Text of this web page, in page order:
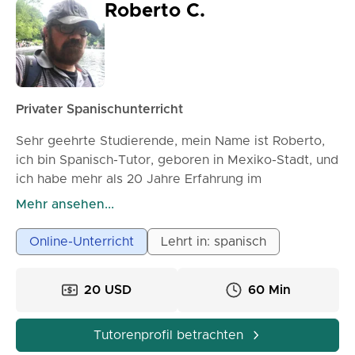
Roberto C.
Privater Spanischunterricht
Sehr geehrte Studierende, mein Name ist Roberto,
ich bin Spanisch-Tutor, geboren in Mexiko-Stadt, und
ich habe mehr als 20 Jahre Erfahrung im
Präsenzunterricht von Spanisch in New York City. Ich
20 Jahre Erfahrung im Unterrichten von Spanisch in
New York für Studierende aller Niveaus. Ich bin
Ich habe mit erwachsenen Studierenden in
Schulen, Unternehmen und Organisationen
gearbeitet. Zu meinen Studierenden zählten
Mehr ansehen...
Online-Unterricht Lehrt in: spanisch
20 USD 60 Min
Tutorenprofil betrachten